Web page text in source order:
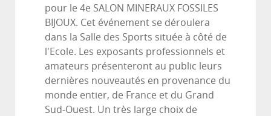
pour le 4e SALON MINERAUX FOSSILES
BIJOUX. Cet événement se déroulera
dans la Salle des Sports située à côté de
l'Ecole. Les exposants professionnels et
amateurs présenteront au public leurs
dernières nouveautés en provenance du
monde entier, de France et du Grand
Sud-Ouest. Un très large choix de